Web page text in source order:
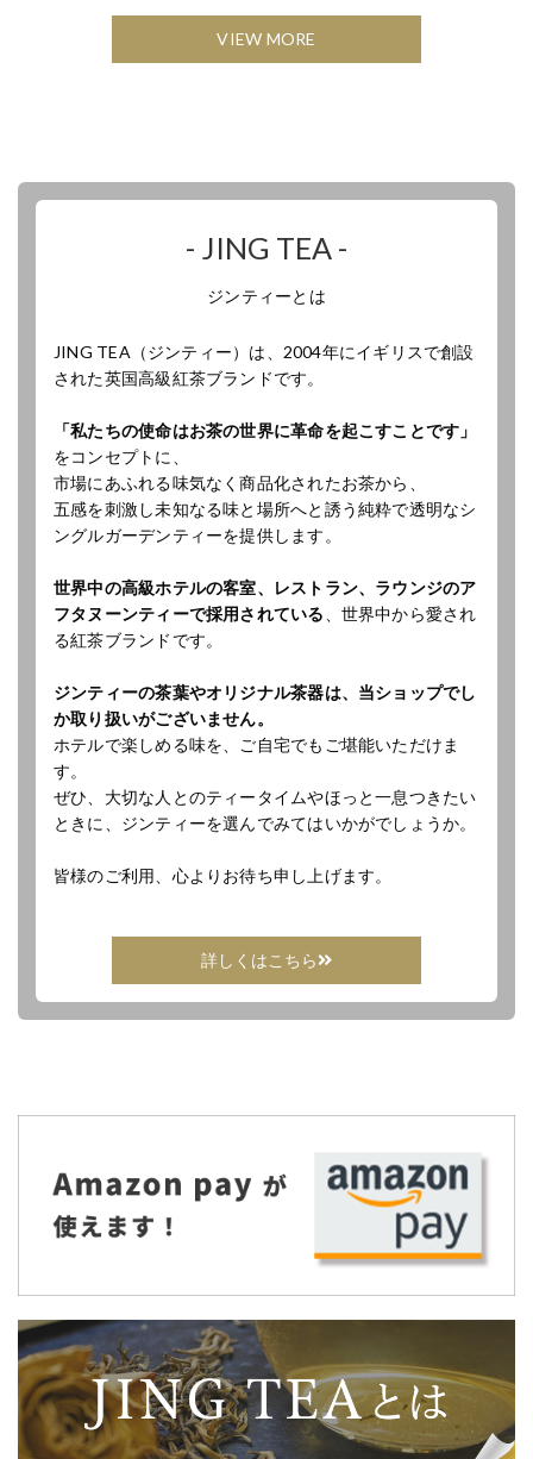
VIEW MORE
- JING TEA -
ジンティーとは
JING TEA（ジンティー）は、2004年にイギリスで創設
された英国高級紅茶ブランドです。
「私たちの使命はお茶の世界に革命を起こすことです」
をコンセプトに、
市場にあふれる味気なく商品化されたお茶から、
五感を刺激し未知なる味と場所へと誘う純粋で透明なシ
ングルガーデンティーを提供します。
世界中の高級ホテルの客室、レストラン、ラウンジのア
フタヌーンティーで採用されている 、世界中から愛され
る紅茶ブランドです。
ジンティーの茶葉やオリジナル茶器は、当ショップでし
か取り扱いがございません。
ホテルで楽しめる味を、ご自宅でもご堪能いただけま
す。
ぜひ、大切な人とのティータイムやほっと一息つきたい
ときに、ジンティーを選んでみてはいかがでしょうか。
皆様のご利用、心よりお待ち申し上げます。
詳しくはこちら